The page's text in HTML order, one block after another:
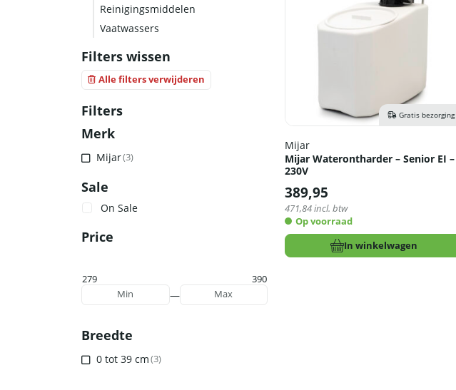
Reinigingsmiddelen
Vaatwassers
Filters wissen
Alle filters verwijderen
Filters
Merk
Mijar(3)
Sale
On Sale
Price
—
279 390
Breedte
0 tot 39 cm(3)
Gratis bezorging
Mijar
Mijar Waterontharder – Senior EI –
230V
389,95
471,84incl. btw
Op voorraad
In winkelwagen